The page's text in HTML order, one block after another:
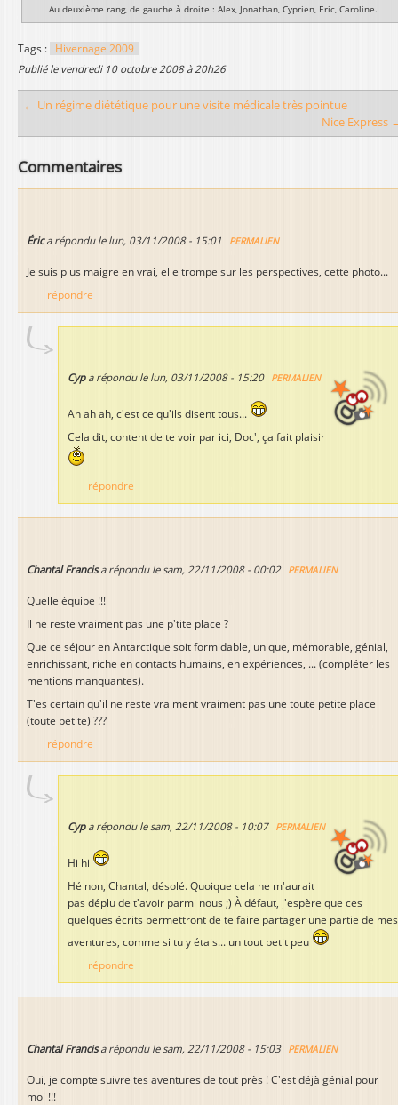
Au deuxième rang, de gauche à droite : Alex, Jonathan, Cyprien, Eric, Caroline.
Tags :
Hivernage 2009
publié le vendredi 10 octobre 2008 à 20h26
← Un régime diététique pour une visite médicale très pointue
Nice Express
Commentaires
Érica répondu le lun, 03/11/2008 - 15:01 PERMALIEN
Je suis plus maigre en vrai, elle trompe sur les perspectives, cette photo...
répondre
Cypa répondu le lun, 03/11/2008 - 15:20 PERMALIEN
Ah ah ah, c'est ce qu'ils disent tous...
Cela dit, content de te voir par ici, Doc', ça fait plaisir
répondre
Chantal Francisa répondu lesam, 22/11/2008 - 00:02 PERMALIEN
Quelle équipe !!!
Il ne reste vraiment pas une p'tite place ?
Que ce séjour en Antarctique soit formidable, unique, mémorable, génial,
enrichissant, riche en contacts humains, en expériences, ... (compléter les
mentions manquantes).
T'es certain qu'il ne reste vraiment vraiment pas une toute petite place
(toute petite) ???
répondre
Cypa répondu lesam, 22/11/2008 - 10:07 PERMALIEN
Hi hi
Hé non, Chantal, désolé. Quoique cela ne m'aurait
pas déplu de t'avoir parmi nous ;) À défaut, j'espère que ces
quelques écrits permettront de te faire partager une partie de mes
aventures, comme si tu y étais... un tout petit peu
répondre
Chantal Francisa répondu le sam, 22/11/2008 - 15:03 PERMALIEN
Oui, je compte suivre tes aventures de tout près ! C'est déjà génial pour
moi !!!